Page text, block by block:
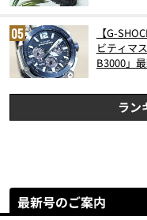
【G-
ビティマ
B3000」
ラン
最新号のご案内